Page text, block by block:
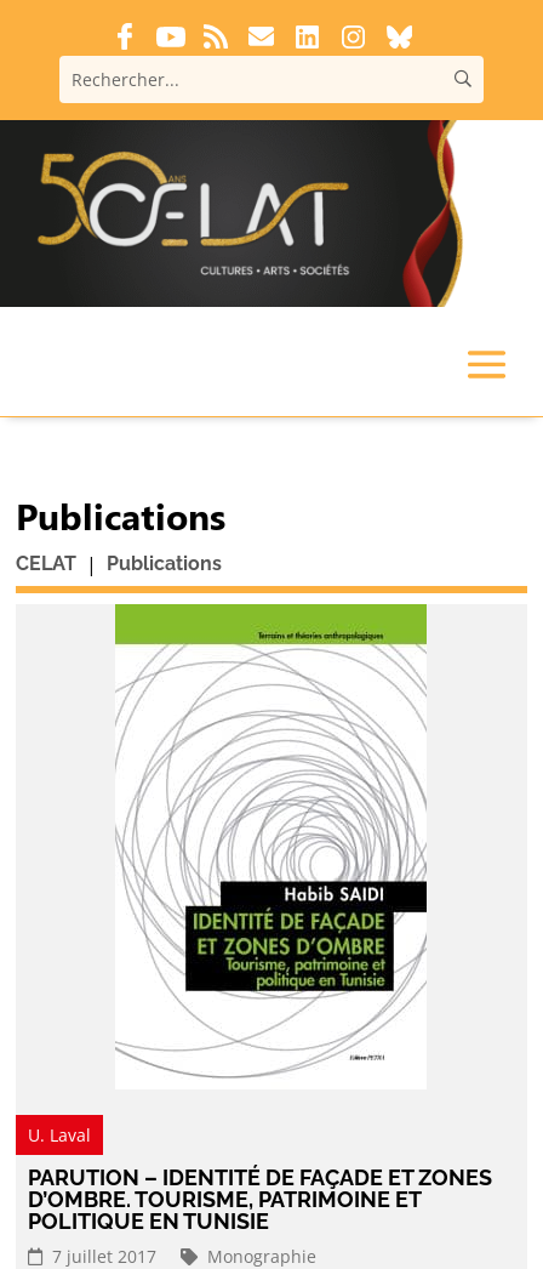
Publications
CELAT | Publications
U. Laval
PARUTION – IDENTITÉ DE FAÇADE ET ZONES
D’OMBRE. TOURISME, PATRIMOINE ET
POLITIQUE EN TUNISIE
7 juillet 2017
Monographie